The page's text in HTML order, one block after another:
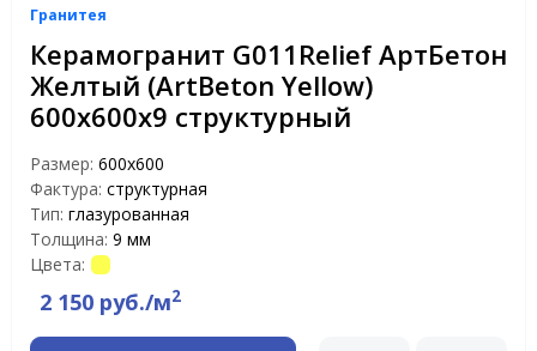
Гранитея
Керамогранит G011Relief АртБетон
Желтый (ArtBeton Yellow)
600х600х9 структурный
Размер: 600х600
Фактура: структурная
Тип: глазурованная
Толщина: 9 мм
Цвета:
2 150 руб./м2